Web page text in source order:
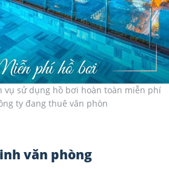
vụ sử dụng hồ bơi hoàn toàn miễn phí
ty đang thuê văn phòn
văn phòng